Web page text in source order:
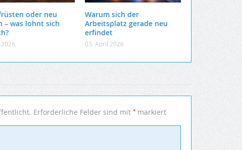
oder neu
– was lohnt sich
Warum sich der
Arbeitsplatz gerade neu
erfindet
03. April 2026
Erforderliche Felder sind mit * markiert